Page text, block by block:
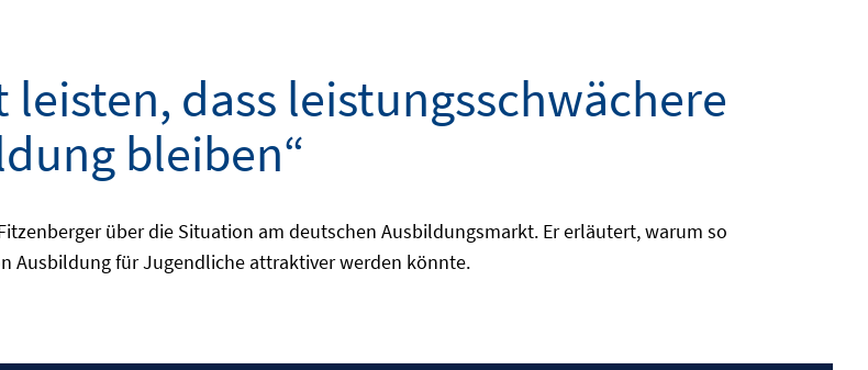
leisten, dass leistungsschwächere
bleiben“
über die Situation am deutschen Ausbildungsmarkt. Er erläutert, warum so
Ausbildung für Jugendliche attraktiver werden könnte.